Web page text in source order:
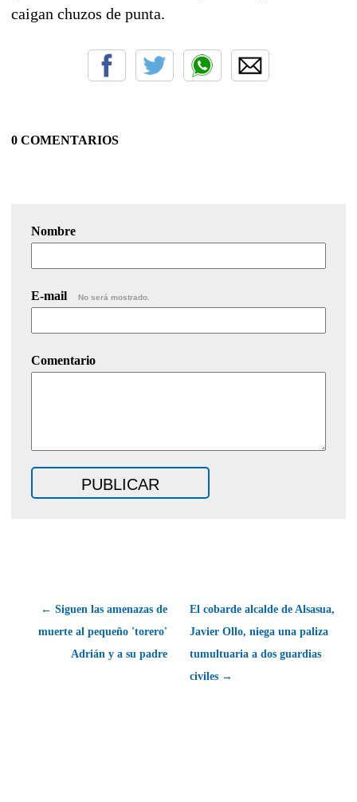
caigan chuzos de punta.
0 COMENTARIOS
Nombre
E-mail No será mostrado.
Comentario
← Siguen las amenazas de
muerte al pequeño 'torero'
Adrián y a su padre
El cobarde alcalde de Alsasua,
Javier Ollo, niega una paliza
tumultuaria a dos guardias
civiles →